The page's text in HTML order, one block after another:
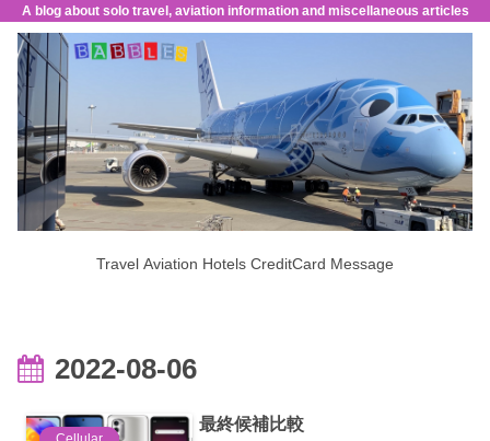
A blog about solo travel, aviation information and miscellaneous articles
Travel Aviation Hotels CreditCard Message
2022-08-06
最終候補比較